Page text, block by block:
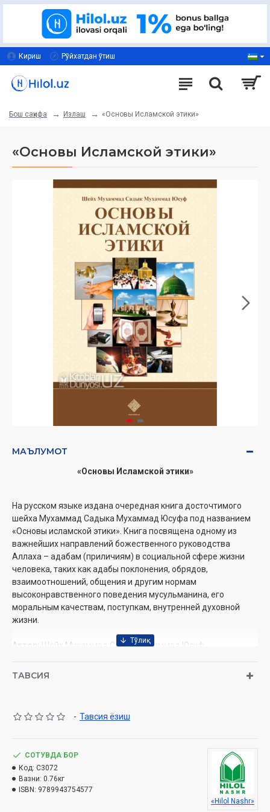
Кириш Рўйхатдан ўтиш
Бош саҳифа Излаш «Основы Исламской этики»
«Основы Исламской этики»
МАЪЛУМОТ
«Основы Исламской этики»
На русском языке издана очередная книга досточтимого
шейха Мухаммад Садыка Мухаммад Юсуфа под названием
«Основы исламской этики». Книга посвящена одному из
важнейших направлений божественного руководства
Аллаха – адабам (приличиям) в социальной сфере жизни
человека, таких как адабы поклонения, обрядов,
взаимоотношений, общения и другим нормам
высоконравственного поведения мусульманина, его
моральным качествам, поступкам, внутренней духовной
жизни.
Автор: Шейх Мухаммад ­Садык Мухаммад Юсуф
Издательство:
Издано в соответствии с заключением 1859 от 11 марта
2020 года Комитета по делам религий при Кабинете
ТАВСИЯ
- Тавсия ёзиш
СОТУВДА БОР
Код: C3072
Вазни: 0.76кг
ISBN: 9789943754577
«Hilol Nashr»